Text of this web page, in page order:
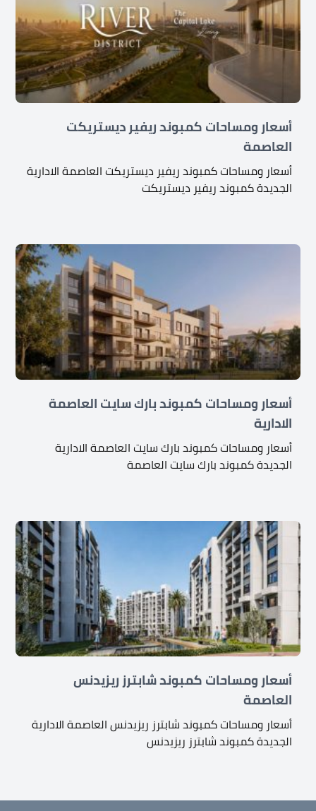
أسعار ومساحات كمبوند ريفير ديستريكت
العاصمة
أسعار ومساحات كمبوند ريفير ديستريكت العاصمة الادارية
الجديدة كمبوند ريفير ديستريكت
أسعار ومساحات كمبوند بارك سايت العاصمة
الادارية
أسعار ومساحات كمبوند بارك سايت العاصمة الادارية
الجديدة كمبوند بارك سايت العاصمة
أسعار ومساحات كمبوند شابترز ريزيدنس
العاصمة
أسعار ومساحات كمبوند شابترز ريزيدنس العاصمة الادارية
الجديدة كمبوند شابترز ريزيدنس